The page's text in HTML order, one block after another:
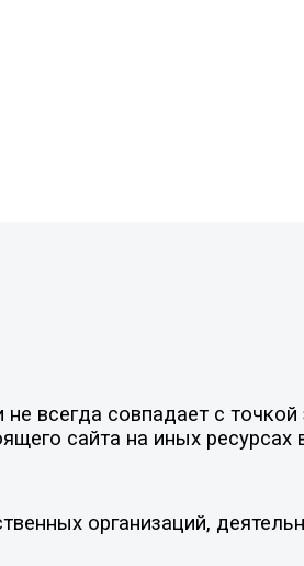
всегда совпадает с точкой
сайта на иных ресурсах
организаций,